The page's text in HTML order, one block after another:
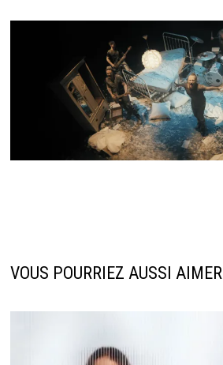
VOUS POURRIEZ AUSSI AIMER